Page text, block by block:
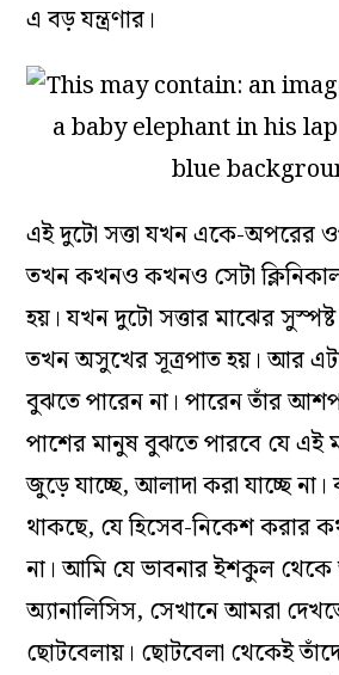
এ বড় যন্ত্রণার।
এই দুটো সত্তা যখন একে-অপরের
তখন কখনও কখনও সেটা
হয়। যখন দুটো সত্তার মাঝের
তখন অসুখের সূত্রপাত হয়। আর এটা
বুঝতে পারেন না। পারেন তাঁর
পাশের মানুষ বুঝতে পারবে যে এই
জুড়ে যাচ্ছে, আলাদা করা যাচ্ছে না।
থাকছে, যে হিসেব-নিকেশ করার
না। আমি যে ভাবনার ইশকুল
অ্যানালিসিস, সেখানে আমরা
ছোটবেলায়। ছোটবেলা থেকেই